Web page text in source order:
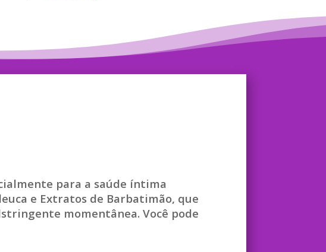
para a saúde íntima
e Extratos de Barbatimão, que
momentânea. Você pode